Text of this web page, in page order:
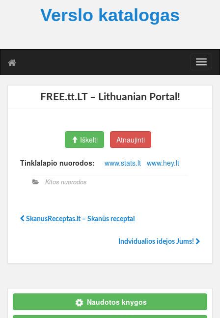
Verslo katalogas
T
o
FREE.tt.LT – Lithuanian Portal!
Iškelti Atnaujinti
Tinklalapio nuorodos: www.stats.lt www.hey.lt
Kitos nuorodos
SkanusReceptas.lt – Skanūs receptai
Indvidualios idejos Jums!
Naudotos knygos